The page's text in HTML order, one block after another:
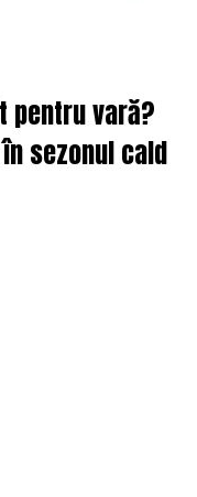
pentru vară?
sezonul cald